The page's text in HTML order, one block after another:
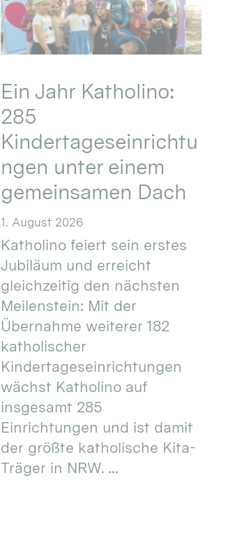
Ein Jahr Katholino:
285
Kindertageseinrichtu
ngen unter einem
gemeinsamen Dach
1. August 2026
Katholino feiert sein erstes
Jubiläum und erreicht
gleichzeitig den nächsten
Meilenstein: Mit der
Übernahme weiterer 182
katholischer
Kindertageseinrichtungen
wächst Katholino auf
insgesamt 285
Einrichtungen und ist damit
der größte katholische Kita-
Träger in NRW. ...